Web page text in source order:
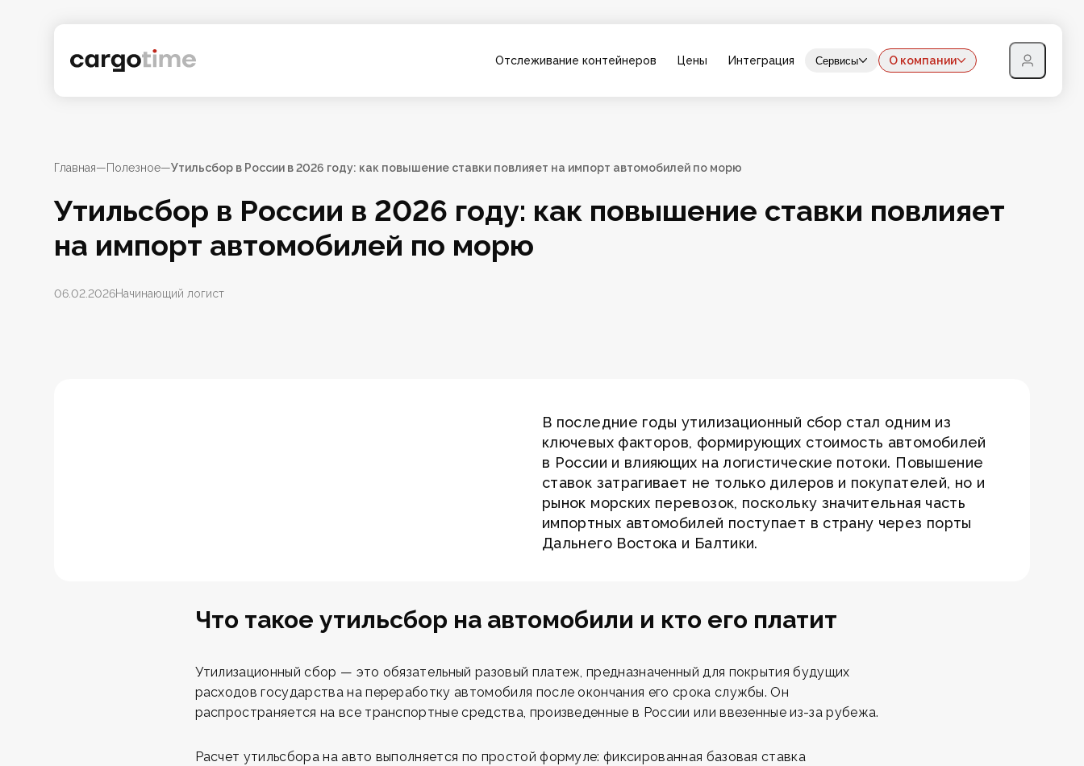
Отслеживание контейнеров Цены Интеграция Сервисы О компании
Главная—Полезное—Утильсбор в России в 2026 году: как повышение ставки повлияет на импорт автомобилей по морю
Утильсбор в России в 2026 году: как повышение ставки повлияет
на импорт автомобилей по морю
06.02.2026Начинающий логист
В последние годы утилизационный сбор стал одним из
ключевых факторов, формирующих стоимость автомобилей
в России и влияющих на логистические потоки. Повышение
ставок затрагивает не только дилеров и покупателей, но и
рынок морских перевозок, поскольку значительная часть
импортных автомобилей поступает в страну через порты
Дальнего Востока и Балтики.
Что такое утильсбор на автомобили и кто его платит
Утилизационный сбор — это обязательный разовый платеж, предназначенный для покрытия будущих
расходов государства на переработку автомобиля после окончания его срока службы. Он
распространяется на все транспортные средства, произведенные в России или ввезенные из-за рубежа.
Расчет утильсбора на авто выполняется по простой формуле: фиксированная базовая ставка